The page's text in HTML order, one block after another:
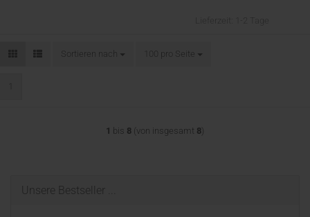
Sortieren nach
Sortieren nach 100 pro Seite
pro Seite
1 bis 8 (von insgesamt 8)
Unsere Bestseller ...